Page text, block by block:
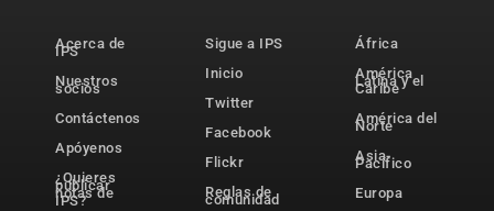
Acerca de
IPS
Nuestros
socios
Contáctenos
Apóyenos
¿Quieres
publicar
notas de
IPS?
Sigue a IPS
Inicio
Twitter
Facebook
Flickr
Reglas de
comunidad
África
América
Latina y el
Caribe
América del
Norte
Asia-
Pacífico
Europa